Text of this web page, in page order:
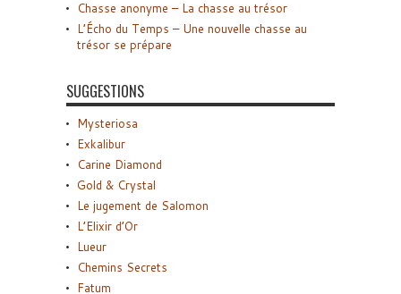
Chasse anonyme – La chasse au trésor
L’Écho du Temps – Une nouvelle chasse au
trésor se prépare
SUGGESTIONS
Mysteriosa
Exkalibur
Carine Diamond
Gold & Crystal
Le jugement de Salomon
L’Elixir d’Or
Lueur
Chemins Secrets
Fatum